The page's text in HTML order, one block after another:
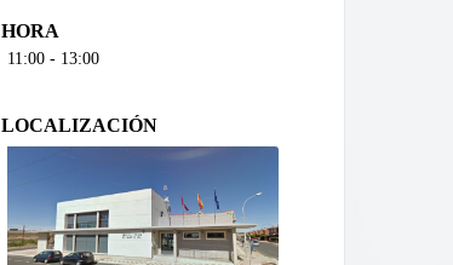
HORA
11:00 - 13:00
LOCALIZACIÓN